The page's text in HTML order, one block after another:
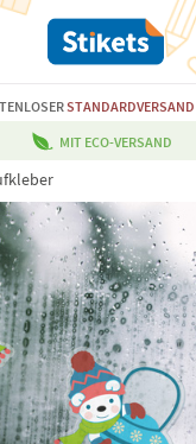
STANDARDVERSAND
MIT ECO-VERSAND